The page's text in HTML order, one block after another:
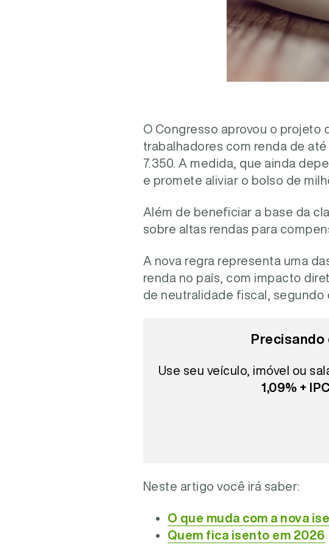
O Congresso aprovou o projeto
trabalhadores com renda de
7.350. A medida, que ainda
e promete aliviar o bolso de
Além de beneficiar a base da
sobre altas rendas para
A nova regra representa uma
renda no país, com impacto
de neutralidade fiscal, segundo
Precisando
Use seu veículo, imóvel ou
1,09% +
Neste artigo você irá saber:
O que muda com a nova
Quem fica isento em 2026